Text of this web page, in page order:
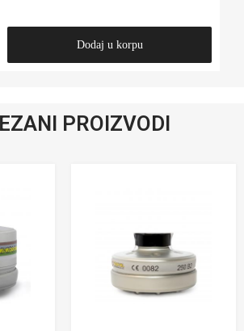
Dodaj u korpu
PROIZVODI